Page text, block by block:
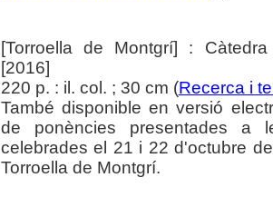
[Torroella de Montgrí] :
[2016]
220 p. : il. col. ; 30 cm (Recerca i
També disponible en versió
de ponències presentades a
celebrades el 21 i 22 d'octubre
Torroella de Montgrí.